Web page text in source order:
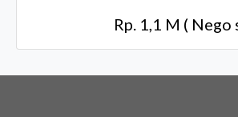
Rp. 1,1 M ( Nego